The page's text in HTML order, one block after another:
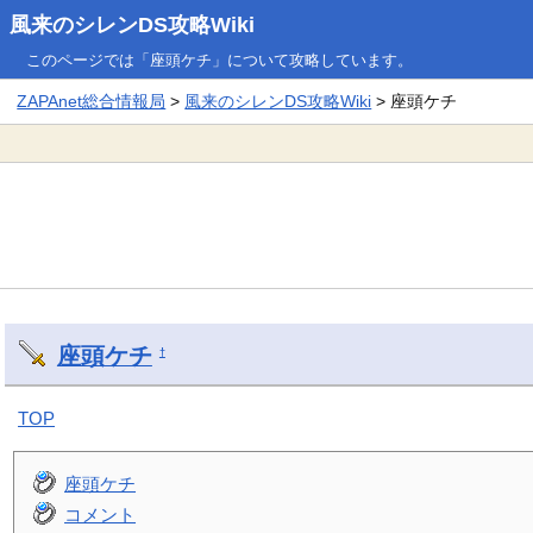
風来のシレンDS攻略Wiki
このページでは「座頭ケチ」について攻略しています。
ZAPAnet総合情報局 > 風来のシレンDS攻略Wiki > 座頭ケチ
座頭ケチ †
TOP
座頭ケチ
コメント